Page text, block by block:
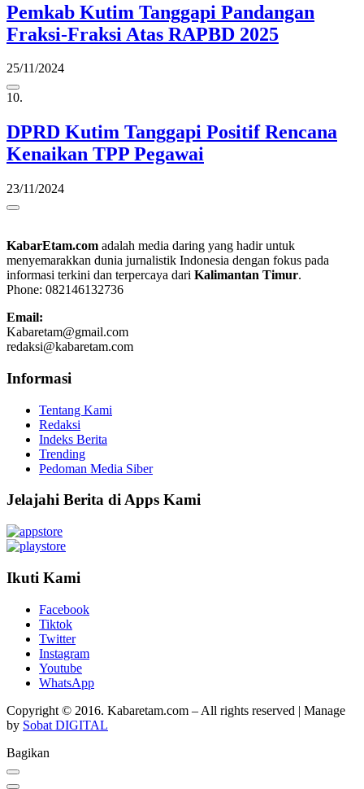
Pemkab Kutim Tanggapi Pandangan
Fraksi-Fraksi Atas RAPBD 2025
25/11/2024
10.
DPRD Kutim Tanggapi Positif Rencana
Kenaikan TPP Pegawai
23/11/2024
KabarEtam.com adalah media daring yang hadir untuk
menyemarakkan dunia jurnalistik Indonesia dengan fokus pada
informasi terkini dan terpercaya dari Kalimantan Timur.
Phone: 082146132736
Email:
Kabaretam@gmail.com
redaksi@kabaretam.com
Informasi
Tentang Kami
Redaksi
Indeks Berita
Trending
Pedoman Media Siber
Jelajahi Berita di Apps Kami
Ikuti Kami
Facebook
Tiktok
Twitter
Instagram
Youtube
WhatsApp
Copyright © 2016. Kabaretam.com – All rights reserved | Manage
by Sobat DIGITAL
Bagikan